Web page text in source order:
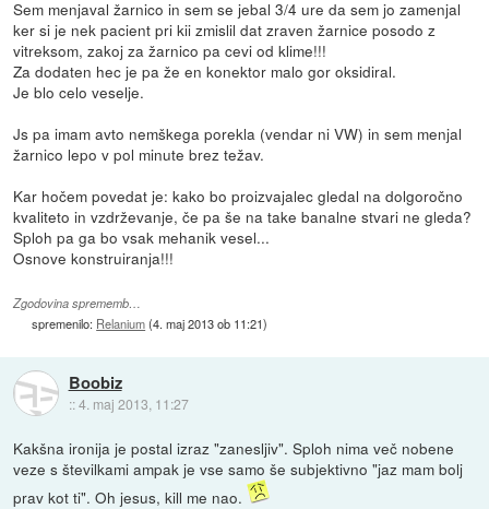
Sem menjaval žarnico in sem se jebal 3/4 ure da sem jo zamenjal
ker si je nek pacient pri kii zmislil dat zraven žarnice posodo z
vitreksom, zakoj za žarnico pa cevi od klime!!!
Za dodaten hec je pa že en konektor malo gor oksidiral.
Je blo celo veselje.
Js pa imam avto nemškega porekla (vendar ni VW) in sem menjal
žarnico lepo v pol minute brez težav.
Kar hočem povedat je: kako bo proizvajalec gledal na dolgoročno
kvaliteto in vzdrževanje, če pa še na take banalne stvari ne gleda?
Sploh pa ga bo vsak mehanik vesel...
Osnove konstruiranja!!!
Zgodovina sprememb…
spremenilo: Relanium(4. maj 2013 ob 11:21)
Boobiz
::4. maj 2013, 11:27
Kakšna ironija je postal izraz "zanesljiv". Sploh nima več nobene
veze s številkami ampak je vse samo še subjektivno "jaz mam bolj
prav kot ti". Oh jesus, kill me nao.